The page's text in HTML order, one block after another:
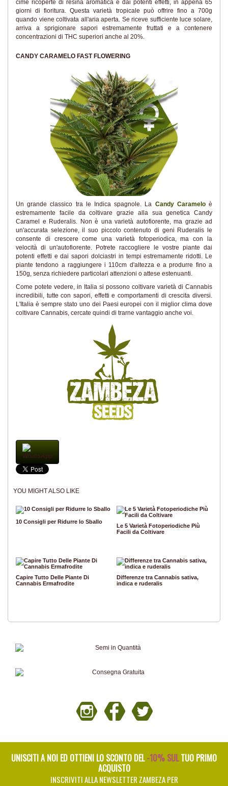
cime ricoperte di resina aromatica e dai potenti effetti, in appena 65
giorni di fioritura. Questa varietà tropicale può offrire fino a 700g
quando viene coltivata all'aria aperta. Se riceve sufficiente luce solare,
arriva a sprigionare sapori estremamente fruttati e a contenere
concentrazioni di THC superiori anche al 20%.
CANDY CARAMELO FAST FLOWERING
Un grande classico tra le Indica spagnole. La Candy Carameloè
estremamente facile da coltivare grazie alla sua genetica Candy
Caramel e Ruderalis. Non è una varietà autofiorente, ma grazie ad
un'accurata selezione, il suo piccolo contenuto di geni Ruderalis le
consente di crescere come una varietà fotoperiodica, ma con la
velocità di un'autofiorente. Potrete raccogliere le vostre piante dai
potenti effetti e dai sapori dolciastri in tempi estremamente ridotti. Le
piante tendono a raggiungere i 110cm d'altezza e a produrre fino a
150g, senza richiedere particolari attenzioni o attese estenuanti.
Come potete vedere, in Italia si possono coltivare varietà di Cannabis
incredibili, tutte con sapori, effetti e comportamenti di crescita diversi.
L'Italia è sempre stato uno dei Paesi europei con il miglior clima dove
coltivare Cannabis, cercate quindi di trarne vantaggio anche voi.
WhatsApp
YOU MIGHT ALSO LIKE
10 Consigli per Ridurre lo Sballo
Le 5 Varietà Fotoperiodiche Più
Facili da Coltivare
Capire Tutto Delle Piante Di
Cannabis Ermafrodite
Differenze tra Cannabis sativa,
indica e ruderalis
UNISCITI A NOI ED OTTIENI LO SCONTO DEL-10% SULTUO PRIMO
ACQUISTO
INSCRIVITI ALLA NEWSLETTER ZAMBEZA PER